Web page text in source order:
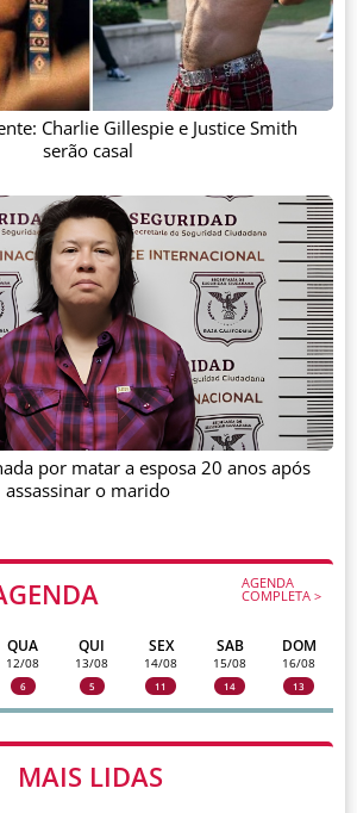
AGENDA
COMPLETA >
QUA
12/08
6
QUI
13/08
5
SEX
14/08
11
SAB
15/08
14
DOM
16/08
13
MAIS LIDAS
Charlie Gillespie e Justice Smith
serão casal
por matar a esposa 20 anos após
assassinar o marido